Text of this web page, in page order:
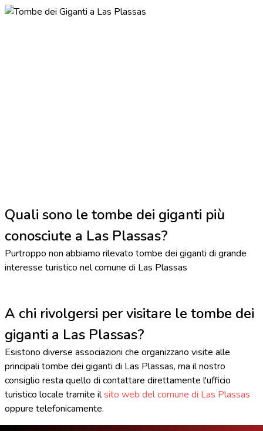
Quali sono le tombe dei giganti più
conosciute a Las Plassas?
Purtroppo non abbiamo rilevato tombe dei giganti di grande
interesse turistico nel comune di Las Plassas
A chi rivolgersi per visitare le tombe dei
giganti a Las Plassas?
Esistono diverse associazioni che organizzano visite alle
principali tombe dei giganti di Las Plassas, ma il nostro
consiglio resta quello di contattare direttamente l'ufficio
turistico locale tramite ilsito web del comune di Las Plassas
oppure telefonicamente.